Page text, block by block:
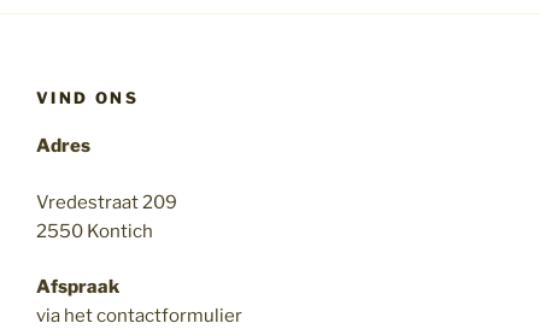
VIND ONS
Adres
Vredestraat 209
2550 Kontich
Afspraak
via het contactformulier